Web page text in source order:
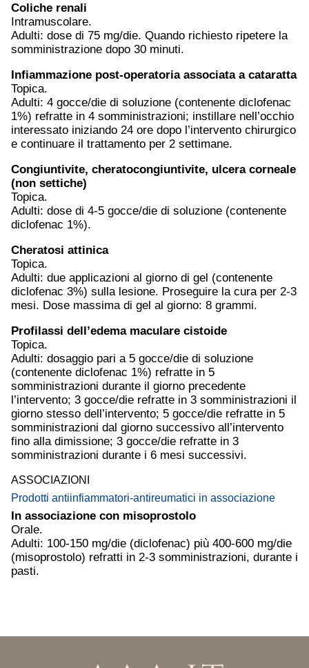
Coliche renali
Intramuscolare.
Adulti: dose di 75 mg/die. Quando richiesto ripetere la
somministrazione dopo 30 minuti.
Infiammazione post-operatoria associata a cataratta
Topica.
Adulti: 4 gocce/die di soluzione (contenente diclofenac
1%) refratte in 4 somministrazioni; instillare nell’occhio
interessato iniziando 24 ore dopo l’intervento chirurgico
e continuare il trattamento per 2 settimane.
Congiuntivite, cheratocongiuntivite, ulcera corneale
(non settiche)
Topica.
Adulti: dose di 4-5 gocce/die di soluzione (contenente
diclofenac 1%).
Cheratosi attinica
Topica.
Adulti: due applicazioni al giorno di gel (contenente
diclofenac 3%) sulla lesione. Proseguire la cura per 2-3
mesi. Dose massima di gel al giorno: 8 grammi.
Profilassi dell’edema maculare cistoide
Topica.
Adulti: dosaggio pari a 5 gocce/die di soluzione
(contenente diclofenac 1%) refratte in 5
somministrazioni durante il giorno precedente
l’intervento; 3 gocce/die refratte in 3 somministrazioni il
giorno stesso dell’intervento; 5 gocce/die refratte in 5
somministrazioni dal giorno successivo all’intervento
fino alla dimissione; 3 gocce/die refratte in 3
somministrazioni durante i 6 mesi successivi.
ASSOCIAZIONI
Prodotti antiinfiammatori-antireumatici in associazione
In associazione con misoprostolo
Orale.
Adulti: 100-150 mg/die (diclofenac) più 400-600 mg/die
(misoprostolo) refratti in 2-3 somministrazioni, durante i
pasti.